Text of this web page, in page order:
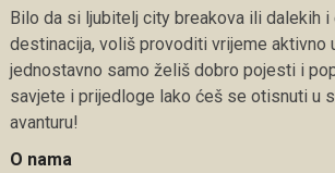
Bilo da si ljubitelj city breakova ili dalekih i
destinacija, voliš provoditi vrijeme aktivno
jednostavno samo želiš dobro pojesti i
savjete i prijedloge lako ćeš se otisnuti u
avanturu!
O nama